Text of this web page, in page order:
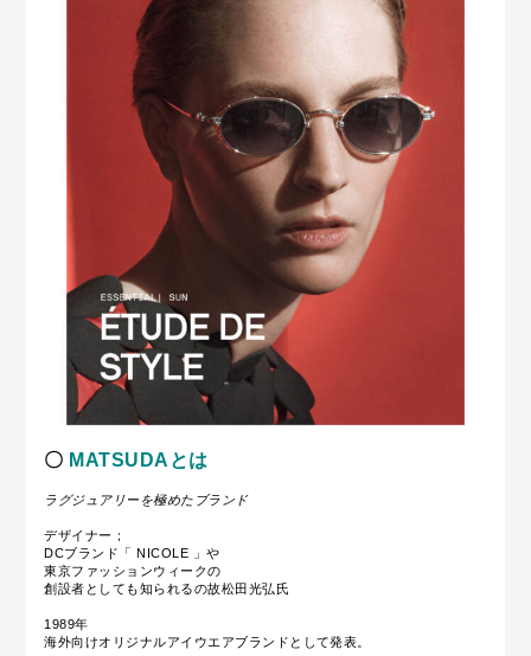
〇 MATSUDAとは
ラグジュアリーを極めたブランド
デザイナー；
DCブランド「 NICOLE 」や
東京ファッションウィークの
創設者としても知られるの故松田光弘氏
1989年
海外向けオリジナルアイウエアブランドとして発表。